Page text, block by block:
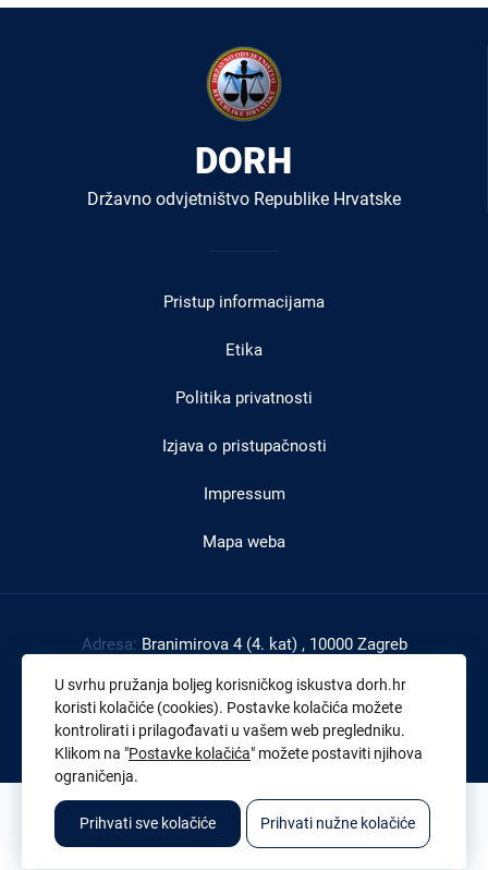
DORH
Državno odvjetništvo Republike Hrvatske
Pristup informacijama
Etika
Politika privatnosti
Izjava o pristupačnosti
Impressum
Mapa weba
Adresa: Branimirova 4 (4. kat) , 10000 Zagreb
Tel: +385 1 4591 888
Faks:+385 1 4591 816
OIB:43539267895
© 2026. Sva prava pridržana. Državno odvjetništvo Republike Hrvatske
U svrhu pružanja boljeg korisničkog iskustva dorh.hr
koristi kolačiće (cookies). Postavke kolačića možete
kontrolirati i prilagođavati u vašem web pregledniku.
Klikom na "Postavke kolačića" možete postaviti njihova
ograničenja.
Prihvati sve kolačiće Prihvati nužne kolačiće